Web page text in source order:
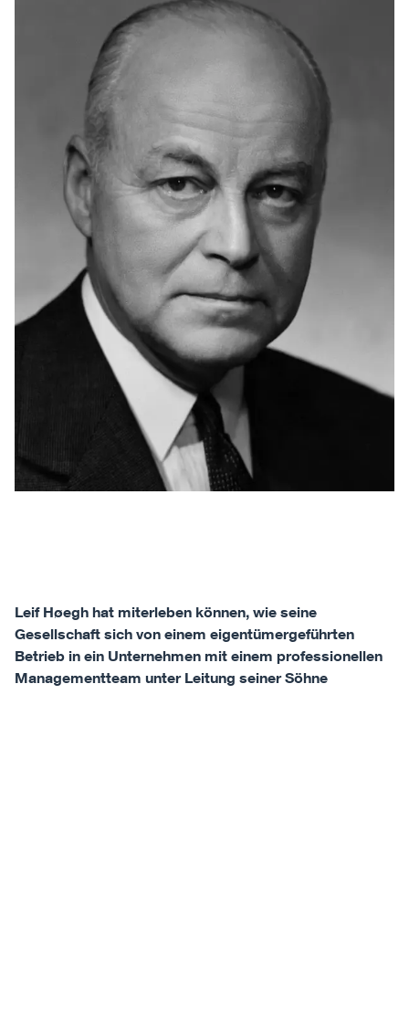
Leif Høegh hat miterleben können, wie seine
Gesellschaft sich von einem eigentümergeführten
Betrieb in ein Unternehmen mit einem professionellen
Managementteam unter Leitung seiner Söhne